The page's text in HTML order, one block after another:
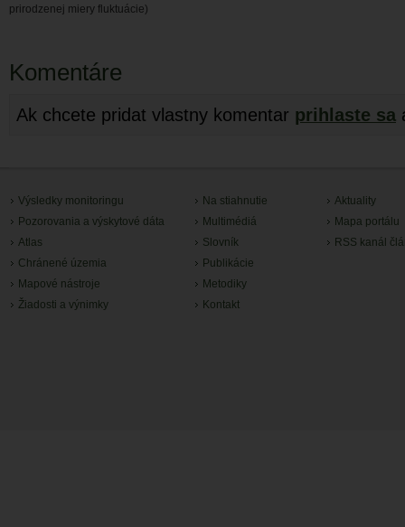
prirodzenej miery fluktuácie)
Komentáre
Ak chcete pridat vlastny komentar prihlaste sa
Výsledky monitoringu
Pozorovania a výskytové dáta
Atlas
Chránené územia
Mapové nástroje
Žiadosti a výnimky
Na stiahnutie
Multimédiá
Slovník
Publikácie
Metodiky
Kontakt
Aktuality
Mapa portálu
RSS kanál